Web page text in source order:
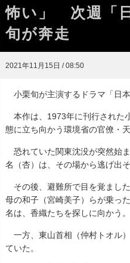
怖い」 次週「
旬が奔走
2021年11月15日 / 08:50
小栗旬が主演するドラマ「日
本作は、1973年に刊行された
態に立ち向かう環境省の官僚・
恐れていた関東沈没が突然始
名（杏）は、その場から逃げ出
その後、避難所で目を覚まし
母の和子（宮崎美子）らが乗っ
名は、香織たちを探しに向かう。
一方、東山首相（仲村トオル
ていた。